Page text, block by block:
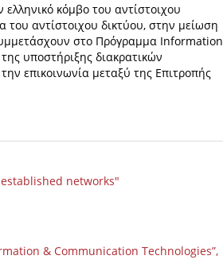
κόμβο του αντίστοιχου
του αντίστοιχου δικτύου, στην μείωση
στο Πρόγραμμα Information
υποστήριξης διακρατικών
επικοινωνία μεταξύ της Επιτροπής
networks"
& Communication Technologies”,